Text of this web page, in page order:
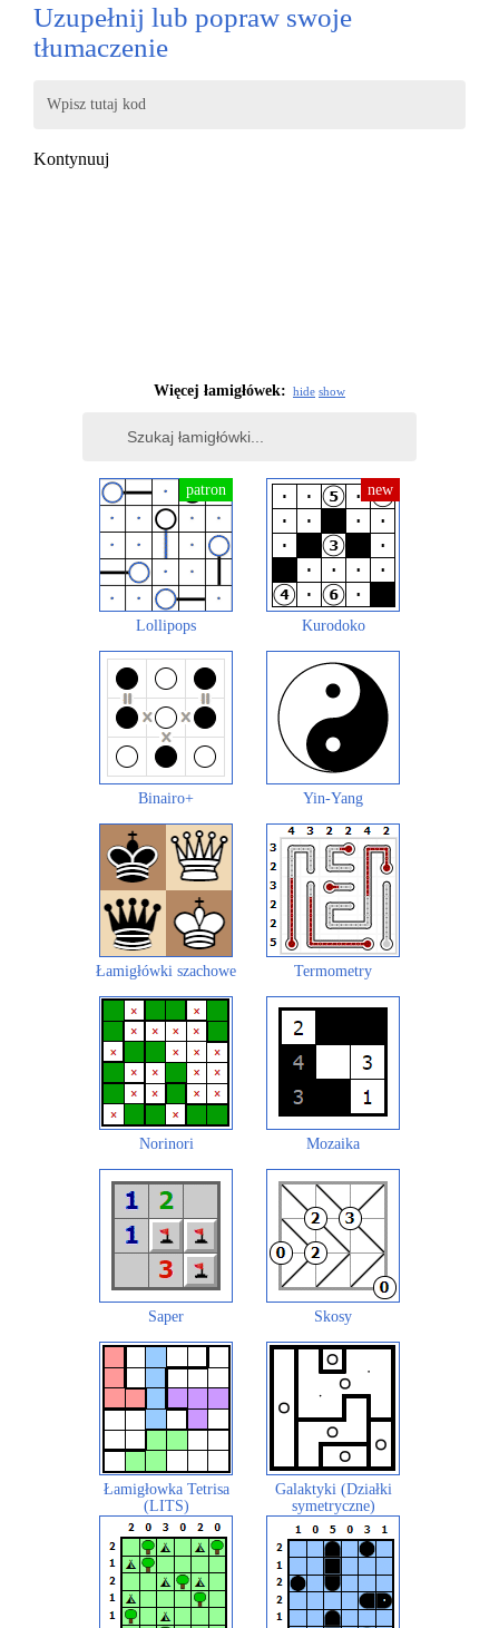
Uzupełnij lub popraw swoje
tłumaczenie
Wpisz tutaj kod
Kontynuuj
Więcej łamigłówek: hide show
Lollipops Kurodoko
Binairo+ Yin-Yang
Łamigłówki szachowe Termometry
Norinori Mozaika
Saper Skosy
Łamigłowka Tetrisa
(LITS)
Galaktyki (Działki
symetryczne)